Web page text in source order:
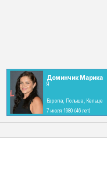
Доминчик Марика
Я
Европа, Польша, Кельце
7 июля 1980 (46 лет)